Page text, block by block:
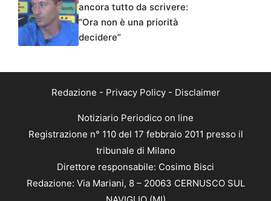
ancora tutto da scrivere:
“Ora non è una priorità
decidere”
Redazione - Privacy Policy- Disclaimer
Notiziario Periodico on line
Registrazione n° 110 del 17 febbraio 2011 presso il
tribunale di Milano
Direttore responsabile: Cosimo Bisci
Redazione: Via Mariani, 8 – 20063 CERNUSCO SUL